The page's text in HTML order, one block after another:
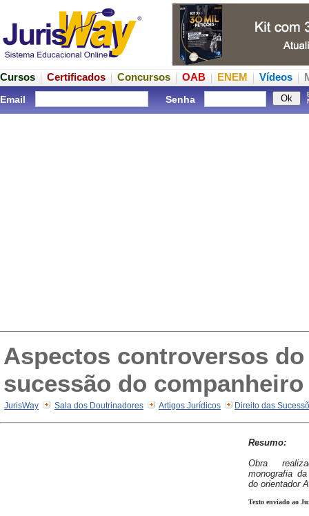
Cursos Certificados Concursos OAB ENEM Vídeos
Email Senha
Aspectos controversos
sucessão do
JurisWay Sala dos Doutrinadores Artigos Jurídicos Direito das
Resumo:
Obra
monografia
do orientador
Texto enviado ao